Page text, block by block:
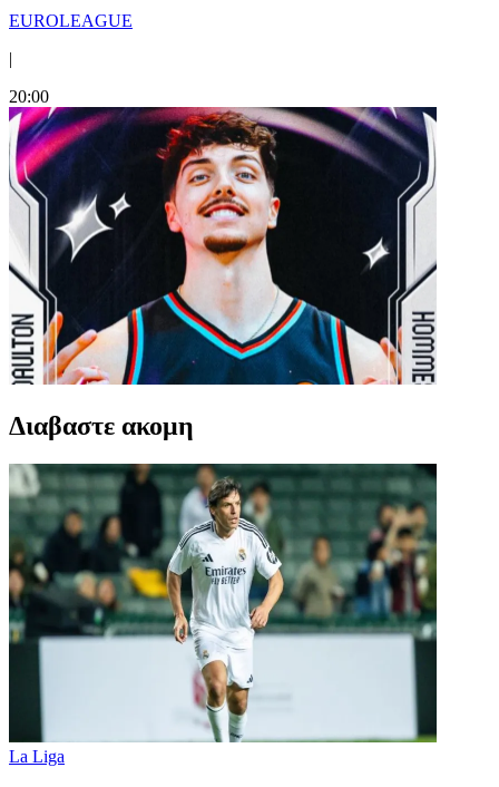
EUROLEAGUE
|
20:00
Διαβαστε ακομη
La Liga